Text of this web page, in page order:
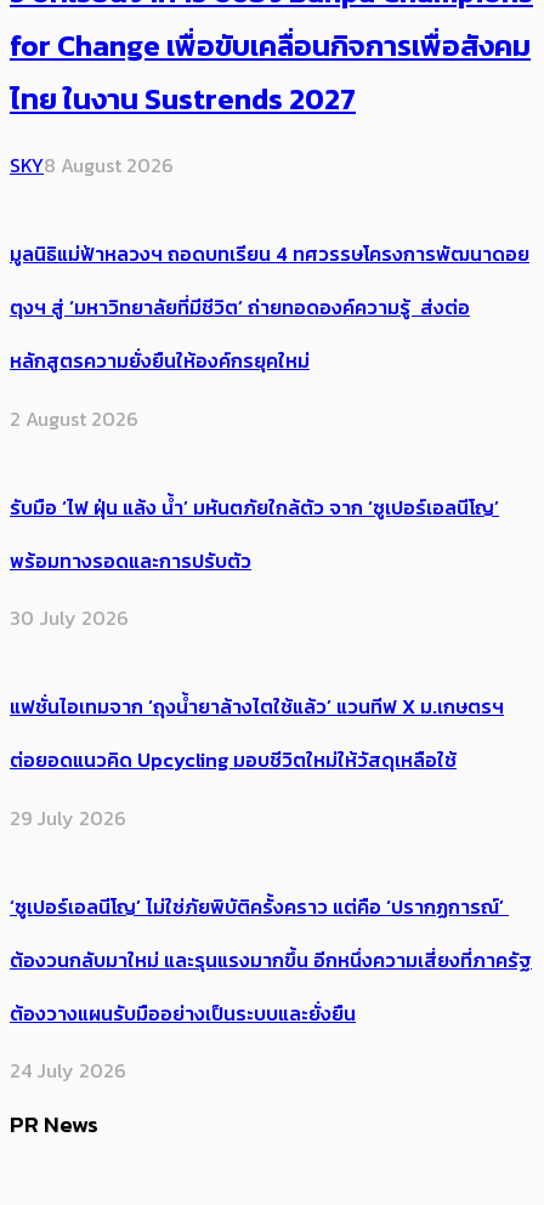
for Change เพื่อขับเคลื่อนกิจการเพื่อสังคม
ไทย ในงาน Sustrends 2027
SKY8 August 2026
มูลนิธิแม่ฟ้าหลวงฯ ถอดบทเรียน 4 ทศวรรษโครงการพัฒนาดอย
ตุงฯ สู่ ‘มหาวิทยาลัยที่มีชีวิต’ ถ่ายทอดองค์ความรู้ ส่งต่อ
หลักสูตรความยั่งยืนให้องค์กรยุคใหม่
2 August 2026
รับมือ ‘ไฟ ฝุ่น แล้ง น้ำ’ มหันตภัยใกล้ตัว จาก ‘ซูเปอร์เอลนีโญ’
พร้อมทางรอดและการปรับตัว
30 July 2026
แฟชั่นไอเทมจาก ‘ถุงน้ำยาล้างไตใช้แล้ว’ แวนทีฟ X ม.เกษตรฯ
ต่อยอดแนวคิด Upcycling มอบชีวิตใหม่ให้วัสดุเหลือใช้
29 July 2026
‘ซูเปอร์เอลนีโญ’ ไม่ใช่ภัยพิบัติครั้งคราว แต่คือ ‘ปรากฏการณ์’ ​
ต้อง​วนกลับมาใหม่ และรุนแรงมากขึ้น อีกหนึ่งความเสี่ยงที่ภาครัฐ
ต้องวางแผนรับมืออย่างเป็นระบบและยั่งยืน
24 July 2026
PR News